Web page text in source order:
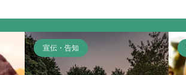
宣伝・告知